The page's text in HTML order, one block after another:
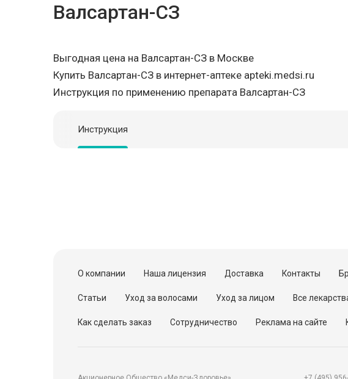
Валсартан-СЗ
Выгодная цена на Валсартан-СЗ в Москве
Купить Валсартан-СЗ в интернет-аптеке apteki.medsi.ru
Инструкция по применению препарата Валсартан-СЗ
Инструкция
О компании Наша лицензия Доставка Контакты
Статьи Уход за волосами Уход за лицом Все
Как сделать заказ Сотрудничество Реклама на сайте